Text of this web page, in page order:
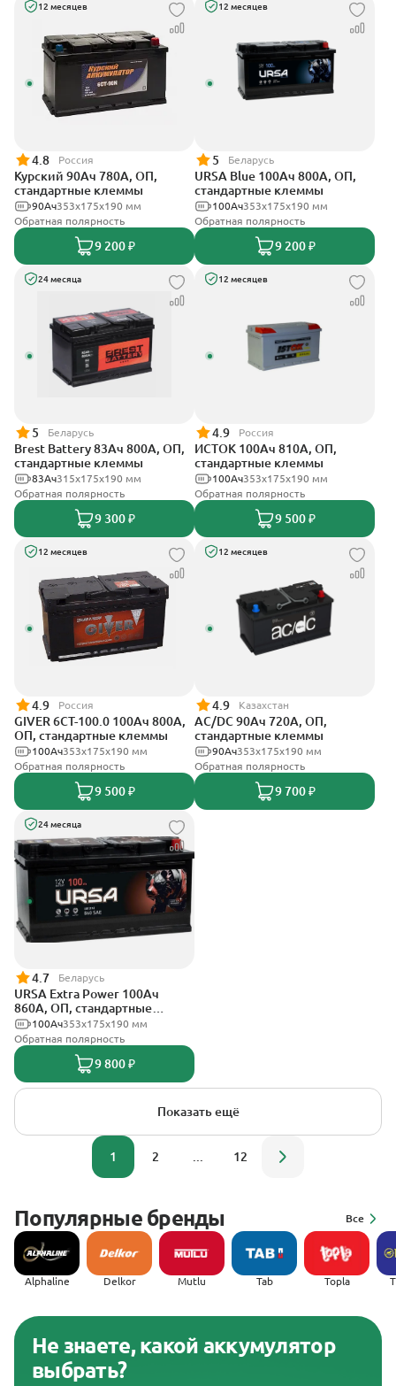
12 месяцев
4.8 Россия
Курский 90Ач 780А, ОП,
стандартные клеммы
353x175x190 мм
90Ач
Обратная полярность
9 200 ₽
12 месяцев
5 Беларусь
URSA Blue 100Ач 800А, ОП,
стандартные клеммы
353х175х190 мм
100Ач
Обратная полярность
9 200 ₽
24 месяца
5 Беларусь
Brest Battery 83Ач 800А, ОП,
стандартные клеммы
315x175x190 мм
83Ач
Обратная полярность
9 300 ₽
12 месяцев
4.9 Россия
ИСТОК 100Ач 810А, ОП,
стандартные клеммы
353х175х190 мм
100Ач
Обратная полярность
9 500 ₽
12 месяцев
4.9 Россия
GIVER 6CT-100.0 100Ач 800А,
ОП, стандартные клеммы
353х175х190 мм
100Ач
Обратная полярность
9 500 ₽
12 месяцев
4.9 Казахстан
AC/DC 90Ач 720А, ОП,
стандартные клеммы
353х175х190 мм
90Ач
Обратная полярность
9 700 ₽
24 месяца
4.7 Беларусь
URSA Extra Power 100Ач
860А, ОП, стандартные
клеммы353х175х190 мм
100Ач
Обратная полярность
9 800 ₽
Показать ещё
1 2 12
Популярные бренды Все
Alphaline Delkor Mutlu Tab Topla
Не знаете, какой аккумулятор
выбрать?